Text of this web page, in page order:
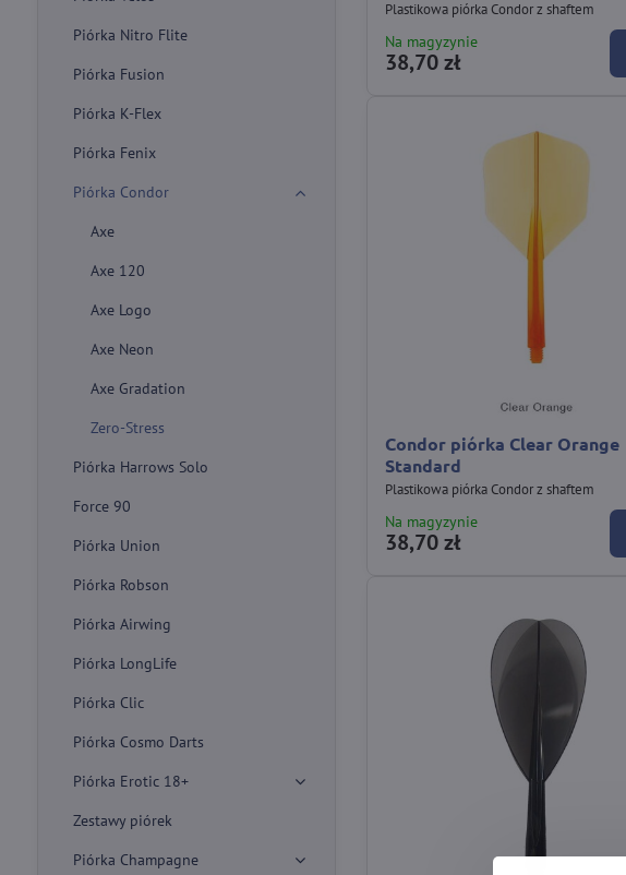
Plastikowa piórka Condor z shaftem
Na magyzynie
38,70 zł
Condor piórka Clear Orange
Standard
Plastikowa piórka Condor z shaftem
Na magyzynie
38,70 zł
Piórka Nitro Flite
Piórka Fusion
Piórka K-Flex
Piórka Fenix
Piórka Condor
Axe
Axe 120
Axe Logo
Axe Neon
Axe Gradation
Zero-Stress
Piórka Harrows Solo
Force 90
Piórka Union
Piórka Robson
Piórka Airwing
Piórka LongLife
Piórka Clic
Piórka Cosmo Darts
Piórka Erotic 18+
Zestawy piórek
Piórka Champagne